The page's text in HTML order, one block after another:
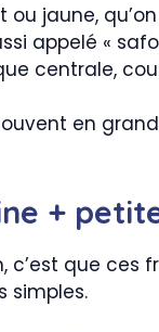
jaune,
appelé «
centrale,
en
+
c’est que
simples.